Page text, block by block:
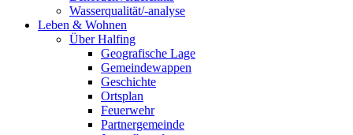
Wasserqualität/-analyse
Leben & Wohnen
Über Halfing
Geografische Lage
Gemeindewappen
Geschichte
Ortsplan
Feuerwehr
Partnergemeinde